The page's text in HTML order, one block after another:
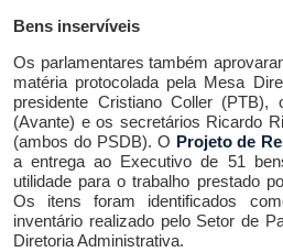
Bens inservíveis
Os parlamentares também
matéria protocolada pela Mesa Dire
presidente Cristiano Coller (PTB),
(Avante) eos secretários Ricardo
(ambos do PSDB). O Projeto de
a entrega ao Executivo de 51
utilidade para o trabalho prestado
Os itens foram identificados
inventário realizado pelo Setor de
Diretoria Administrativa.